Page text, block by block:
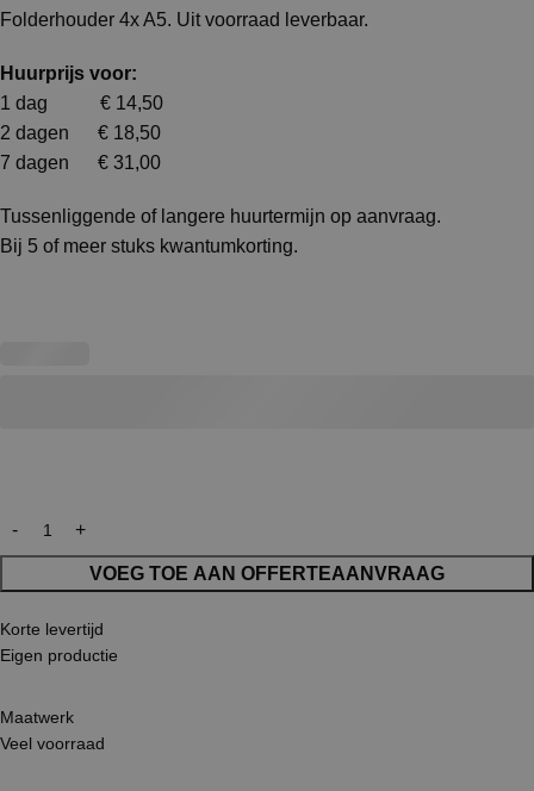
Folderhouder 4x A5. Uit voorraad leverbaar.
Huurprijs voor:
1 dag € 14,50
2 dagen € 18,50
7 dagen € 31,00
Tussenliggende of langere huurtermijn op aanvraag.
Bij 5 of meer stuks kwantumkorting.
VOEG TOE AAN OFFERTEAANVRAAG
Korte levertijd
Eigen productie
Maatwerk
Veel voorraad